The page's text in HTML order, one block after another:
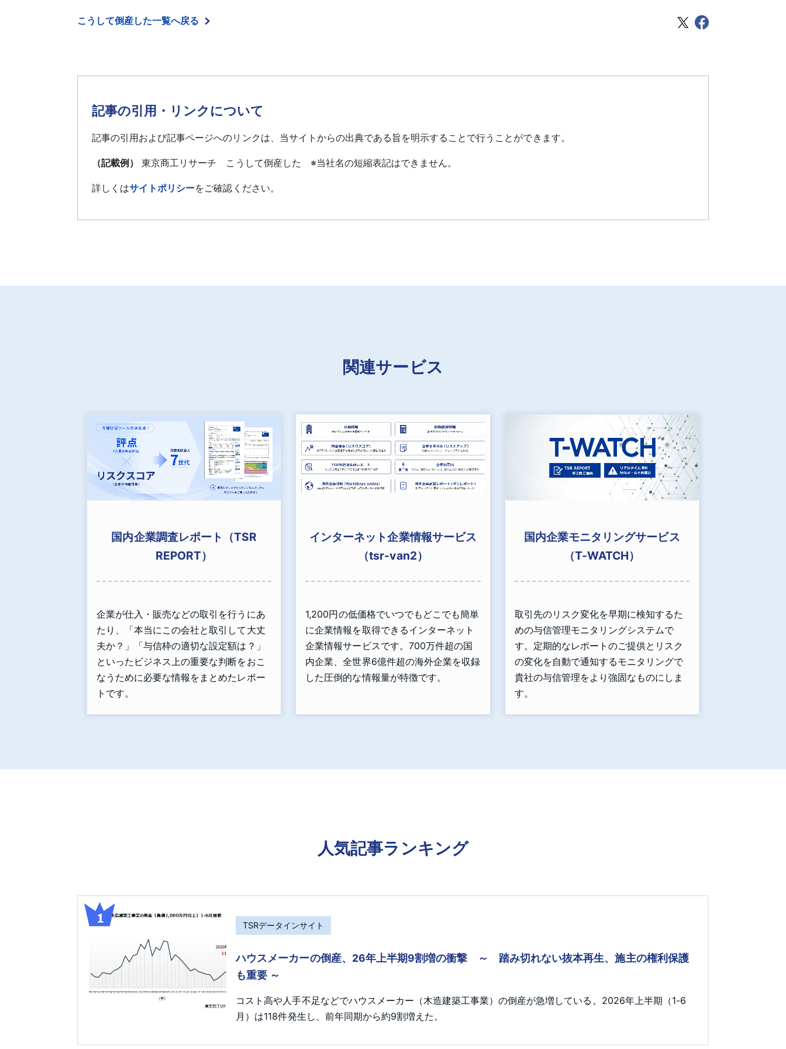
こうして倒産した一覧へ戻る
記事の引用・リンクについて
記事の引用および記事ページへのリンクは、当サイトからの出典である旨を明示することで行うことができます。
（記載例） 東京商工リサーチ こうして倒産した ※当社名の短縮表記はできません。
詳しくはサイトポリシーをご確認ください。
関連サービス
国内企業調査レポート（TSR
REPORT）
企業が仕入・販売などの取引を行うにあ
たり、「本当にこの会社と取引して大丈
夫か？」「与信枠の適切な設定額は？」
といったビジネス上の重要な判断をおこ
なうために必要な情報をまとめたレポー
トです。
インターネット企業情報サービス
（tsr-van2）
1,200円の低価格でいつでもどこでも簡単
に企業情報を取得できるインターネット
企業情報サービスです。700万件超の国
内企業、全世界6億件超の海外企業を収録
した圧倒的な情報量が特徴です。
国内企業モニタリングサービス
（T-WATCH）
取引先のリスク変化を早期に検知するた
めの与信管理モニタリングシステムで
す。定期的なレポートのご提供とリスク
の変化を自動で通知するモニタリングで
貴社の与信管理をより強固なものにしま
す。
人気記事ランキング
TSRデータインサイト
ハウスメーカーの倒産、26年上半期9割増の衝撃 ～ 踏み切れない抜本再生、施主の権利保護
も重要 ～
コスト高や人手不足などでハウスメーカー（木造建築工事業）の倒産が急増している。2026年上半期（1-6
月）は118件発生し、前年同期から約9割増えた。